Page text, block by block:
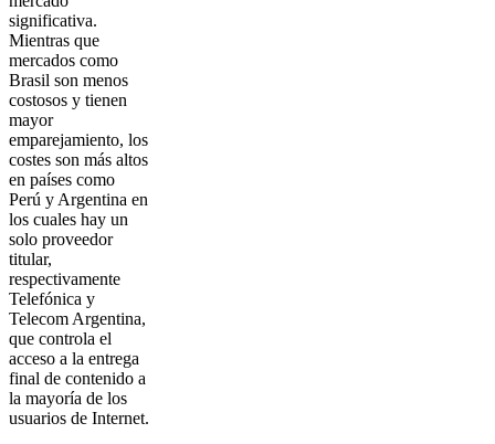
significativa.
Mientras que
mercados como
Brasil son menos
costosos y tienen
mayor
emparejamiento, los
costes son más altos
en países como
Perú y Argentina en
los cuales hay un
solo proveedor
titular,
respectivamente
Telefónica y
Telecom Argentina,
que controla el
acceso a la entrega
final de contenido a
la mayoría de los
usuarios de Internet.